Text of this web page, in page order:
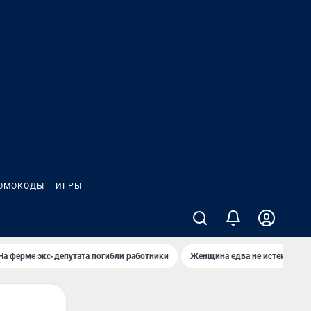
ИГРЫ
ферме экс-депутата погибли работники Женщина едва не истекла